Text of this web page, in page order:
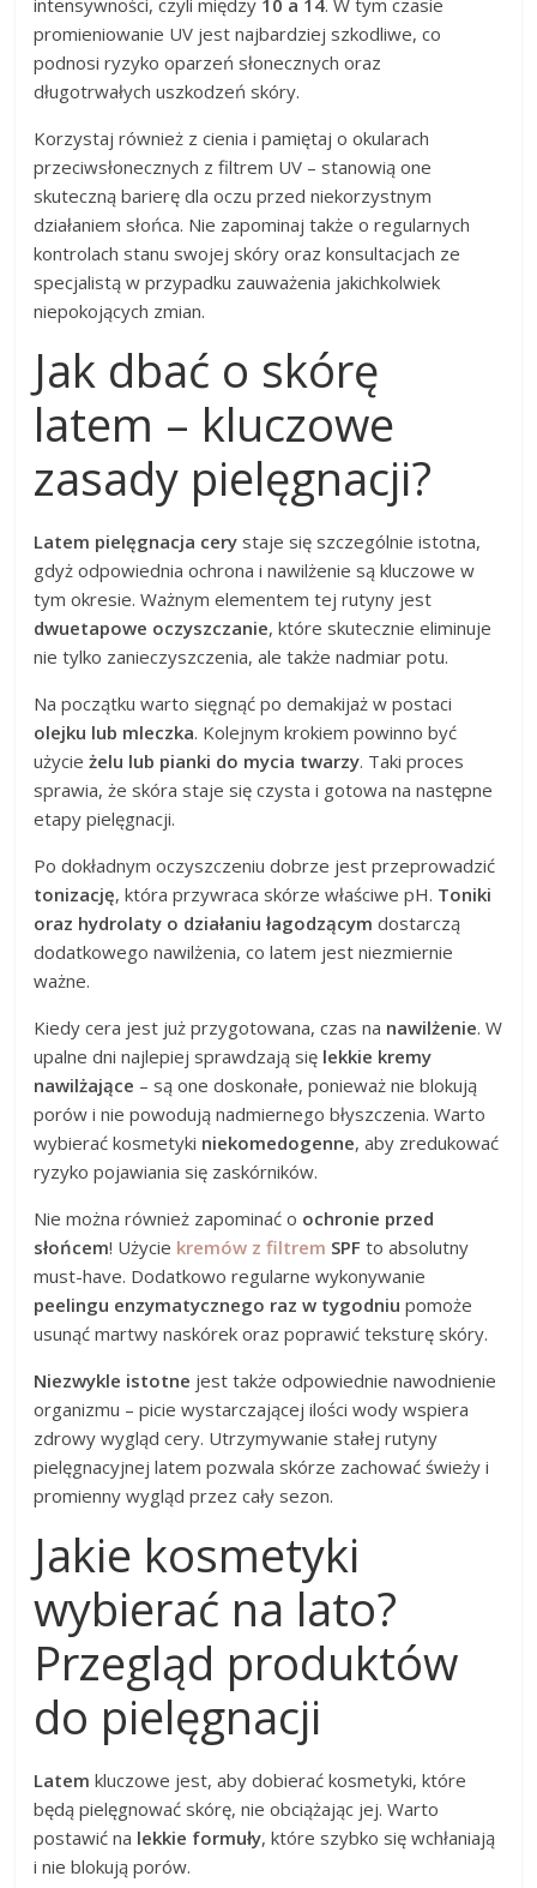
intensywności, czyli między 10 a 14. W tym czasie
promieniowanie UV jest najbardziej szkodliwe, co
podnosi ryzyko oparzeń słonecznych oraz
długotrwałych uszkodzeń skóry.
Korzystaj również z cienia i pamiętaj o okularach
przeciwsłonecznych z filtrem UV – stanowią one
skuteczną barierę dla oczu przed niekorzystnym
działaniem słońca. Nie zapominaj także o regularnych
kontrolach stanu swojej skóry oraz konsultacjach ze
specjalistą w przypadku zauważenia jakichkolwiek
niepokojących zmian.
Jak dbać o skórę
latem – kluczowe
zasady pielęgnacji?
Latem pielęgnacja cery staje się szczególnie istotna,
gdyż odpowiednia ochrona i nawilżenie są kluczowe w
tym okresie. Ważnym elementem tej rutyny jest
dwuetapowe oczyszczanie, które skutecznie eliminuje
nie tylko zanieczyszczenia, ale także nadmiar potu.
Na początku warto sięgnąć po demakijaż w postaci
olejku lub mleczka. Kolejnym krokiem powinno być
użycieżelu lub pianki do mycia twarzy. Taki proces
sprawia, że skóra staje się czysta i gotowa na następne
etapy pielęgnacji.
Po dokładnym oczyszczeniu dobrze jest przeprowadzić
tonizację, która przywraca skórze właściwe pH. Toniki
oraz hydrolaty o działaniu łagodzącym dostarczą
dodatkowego nawilżenia, co latem jest niezmiernie
ważne.
Kiedy cera jest już przygotowana, czas na nawilżenie. W
upalne dni najlepiej sprawdzają się lekkie kremy
nawilżające – są one doskonałe, ponieważ nie blokują
porów i nie powodują nadmiernego błyszczenia. Warto
wybierać kosmetyki niekomedogenne, aby zredukować
ryzyko pojawiania się zaskórników.
Nie można również zapominać o ochronie przed
słońcem! Użycie kremów z filtrem SPF to absolutny
must-have. Dodatkowo regularne wykonywanie
peelingu enzymatycznego raz w tygodniu pomoże
usunąć martwy naskórek oraz poprawić teksturę skóry.
Niezwykle istotne jest także odpowiednie nawodnienie
organizmu – picie wystarczającej ilości wody wspiera
zdrowy wygląd cery. Utrzymywanie stałej rutyny
pielęgnacyjnej latem pozwala skórze zachować świeży i
promienny wygląd przez cały sezon.
Jakie kosmetyki
wybierać na lato?
Przegląd produktów
do pielęgnacji
Latem kluczowe jest, aby dobierać kosmetyki, które
będą pielęgnować skórę, nie obciążając jej. Warto
postawić na lekkie formuły, które szybko się wchłaniają
i nie blokują porów.